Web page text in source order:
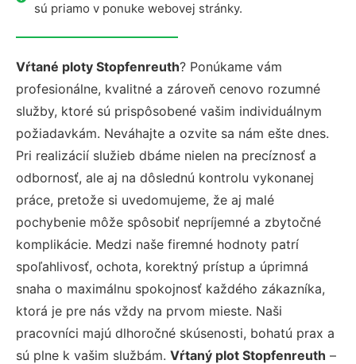
sú priamo v ponuke webovej stránky.
Vŕtané ploty Stopfenreuth? Ponúkame vám
profesionálne, kvalitné a zároveň cenovo rozumné
služby, ktoré sú prispôsobené vašim individuálnym
požiadavkám. Neváhajte a ozvite sa nám ešte dnes.
Pri realizácií služieb dbáme nielen na precíznosť a
odbornosť, ale aj na dôslednú kontrolu vykonanej
práce, pretože si uvedomujeme, že aj malé
pochybenie môže spôsobiť nepríjemné a zbytočné
komplikácie. Medzi naše firemné hodnoty patrí
spoľahlivosť, ochota, korektný prístup a úprimná
snaha o maximálnu spokojnosť každého zákazníka,
ktorá je pre nás vždy na prvom mieste. Naši
pracovníci majú dlhoročné skúsenosti, bohatú prax a
sú plne k vašim službám. Vŕtaný plot Stopfenreuth –